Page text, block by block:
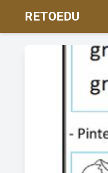
RETOEDU